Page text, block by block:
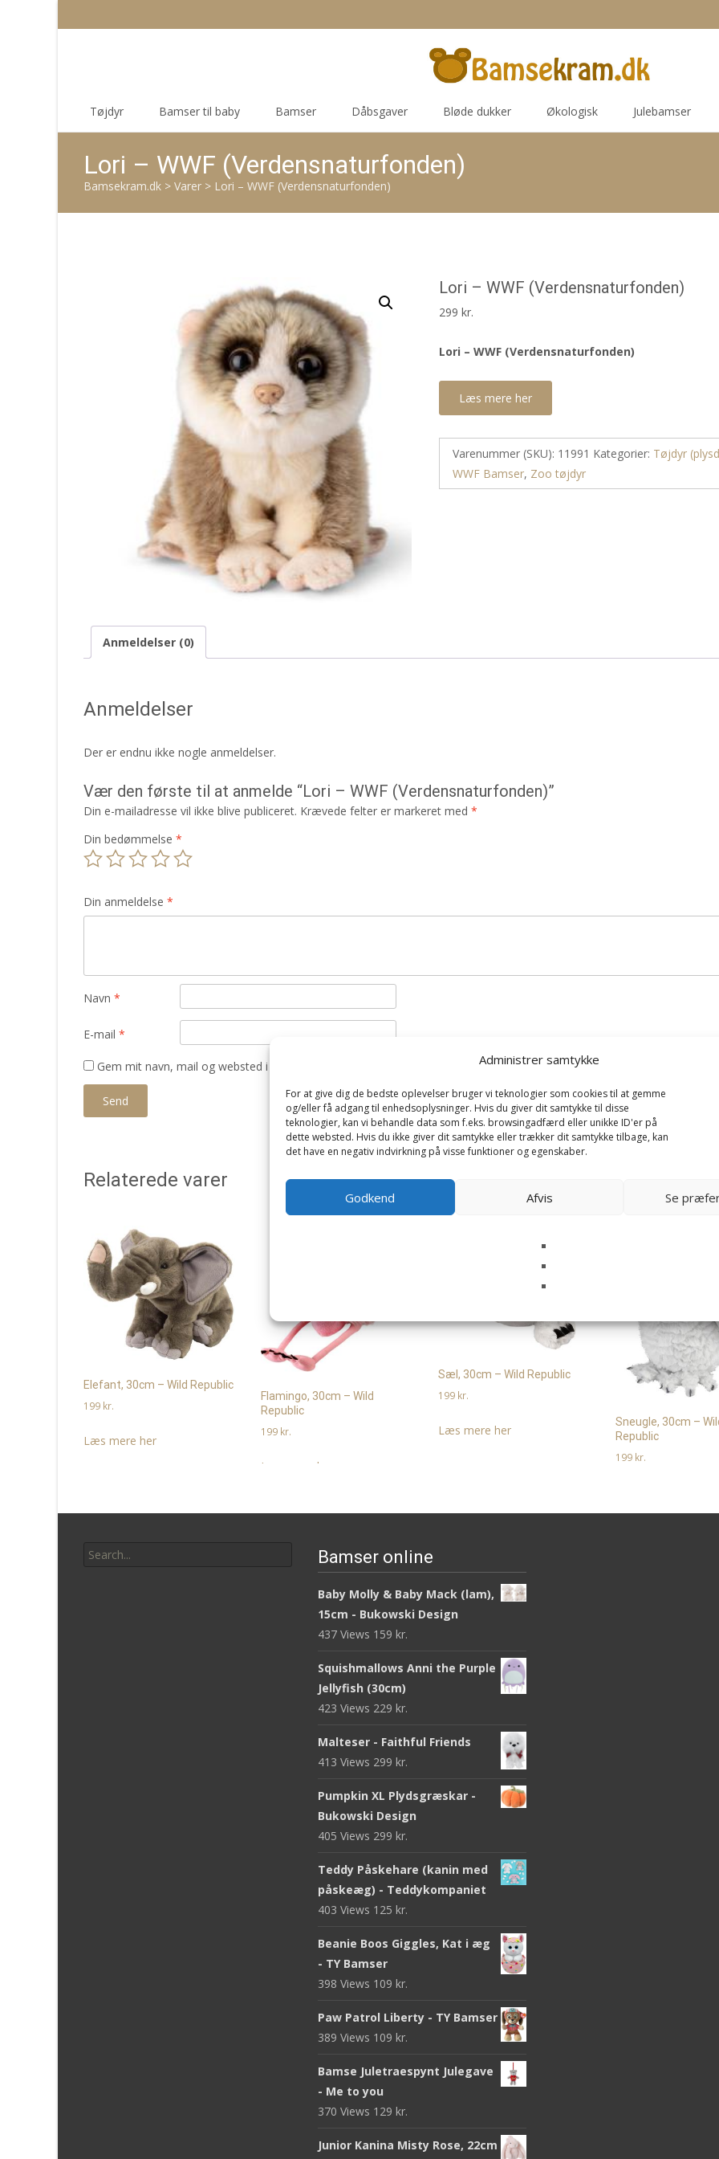
Administrer samtykke
For at give dig de bedste oplevelser bruger vi teknologier som cookies til at gemme
og/eller få adgang til enhedsoplysninger. Hvis du giver dit samtykke til disse
teknologier, kan vi behandle data som f.eks. browsingadfærd eller unikke ID'er på
dette websted. Hvis du ikke giver dit samtykke eller trækker dit samtykke tilbage, kan
det have en negativ indvirkning på visse funktioner og egenskaber.
Godkend Afvis Se
Tøjdyr Bamser til baby Bamser Dåbsgaver Bløde dukker Økologisk Julebamser
Lori – WWF (Verdensnaturfonden)
Bamsekram.dk > Varer > Lori – WWF (Verdensnaturfonden)
Lori – WWF (Verdensnaturfonden)
299kr.
Lori – WWF (Verdensnaturfonden)
Læs mere her
Varenummer (SKU): 11991 Kategorier: Tøjdyr
WWF Bamser, Zoo tøjdyr
Anmeldelser (0)
Anmeldelser
Der er endnu ikke nogle anmeldelser.
Vær den første til at anmelde “Lori – WWF (Verdensnaturfonden)”
Din e-mailadresse vil ikke blive publiceret. Krævede felter er markeret med *
Din bedømmelse *
Din anmeldelse *
Navn *
E-mail *
Gem mit navn, mail og websted i denne browser til næste gang jeg kommenterer.
Relaterede varer
Elefant, 30cm – Wild Republic
199 kr.
Læs mere her
Flamingo, 30cm – Wild
Republic
199 kr.
Læs mere her
Sæl, 30cm – Wild Republic
199 kr.
Læs mere her
Sneugle, 30cm –
Republic
199 kr.
for:
Bamser online
Baby Molly & Baby Mack (lam),
15cm - Bukowski Design
437 Views 159 kr.
Squishmallows Anni the Purple
Jellyfish (30cm)
423 Views 229 kr.
Malteser - Faithful Friends
413 Views 299 kr.
Pumpkin XL Plydsgræskar -
Bukowski Design
405 Views 299 kr.
Teddy Påskehare (kanin med
påskeæg) - Teddykompaniet
403 Views 125 kr.
Beanie Boos Giggles, Kat i æg
- TY Bamser
398 Views 109 kr.
Paw Patrol Liberty - TY Bamser
389 Views 109 kr.
Bamse Juletraespynt Julegave
- Me to you
370 Views 129 kr.
Junior Kanina Misty Rose, 22cm